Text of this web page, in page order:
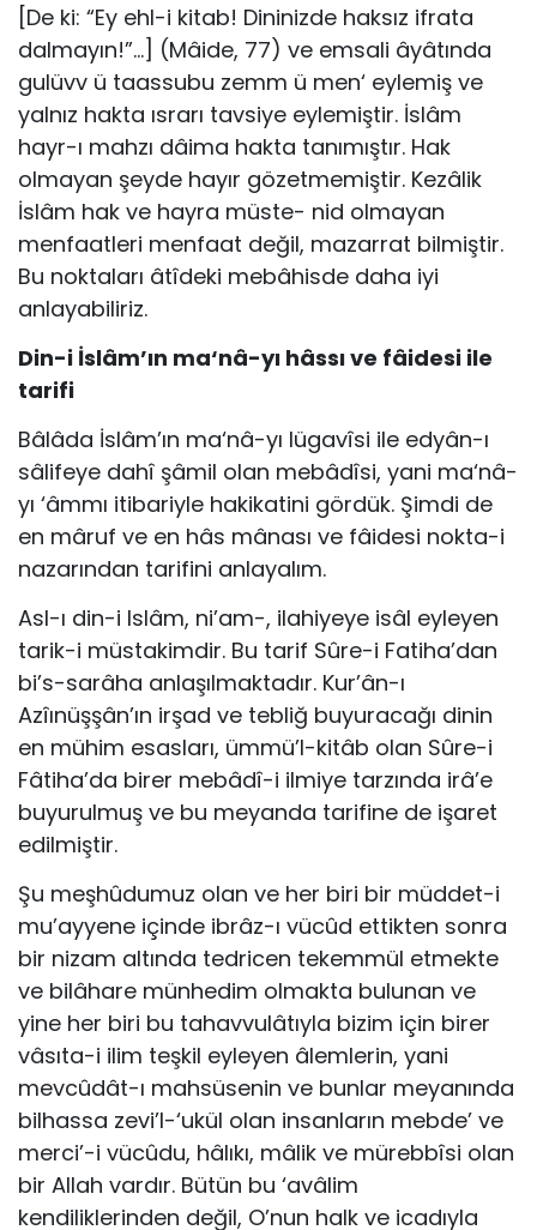
[De ki: “Ey ehl-i kitab! Dininizde haksız ifrata
dalmayın!”…] (Mâide, 77) ve emsali âyâtında
gulüvv ü taassubu zemm ü men‘ eylemiş ve
yalnız hakta ısrarı tavsiye eylemiştir. İslâm
hayr-ı mahzı dâima hakta tanımıştır. Hak
olmayan şeyde hayır gözetmemiştir. Kezâlik
İslâm hak ve hayra müste- nid olmayan
menfaatleri menfaat değil, mazarrat bilmiştir.
Bu noktaları âtîdeki mebâhisde daha iyi
anlayabiliriz.
Din-i İslâm’ın ma‘nâ-yı hâssı ve fâidesi ile
tarifi
Bâlâda İslâm’ın ma‘nâ-yı lügavîsi ile edyân-ı
sâlifeye dahî şâmil olan mebâdîsi, yani ma‘nâ-
yı ‘âmmı itibariyle hakikatini gördük. Şimdi de
en mâruf ve en hâs mânası ve fâidesi nokta-i
nazarından tarifini anlayalım.
Asl-ı din-i Islâm, ni’am-, ilahiyeye isâl eyleyen
tarik-i müstakimdir. Bu tarif Sûre-i Fatiha’dan
bi’s-sarâha anlaşılmaktadır. Kur’ân-ı
Azîınüşşân’ın irşad ve tebliğ buyuracağı dinin
en mühim esasları, ümmü’l-kitâb olan Sûre-i
Fâtiha’da birer mebâdî-i ilmiye tarzında irâ’e
buyurulmuş ve bu meyanda tarifine de işaret
edilmiştir.
Şu meşhûdumuz olan ve her biri bir müddet-i
mu’ayyene içinde ibrâz-ı vücûd ettikten sonra
bir nizam altında tedricen tekemmül etmekte
ve bilâhare münhedim olmakta bulunan ve
yine her biri bu tahavvulâtıyla bizim için birer
vâsıta-i ilim teşkil eyleyen âlemlerin, yani
mevcûdât-ı mahsüsenin ve bunlar meyanında
bilhassa zevi’l-‘ukül olan insanların mebde’ ve
merci’-i vücûdu, hâlıkı, mâlik ve mürebbîsi olan
bir Allah vardır. Bütün bu ‘avâlim
kendiliklerinden değil, O’nun halk ve icadıyla